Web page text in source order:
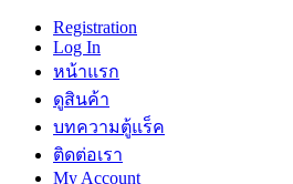
Registration
Log In
หน้าแรก
ดูสินค้า
บทความตู้แร็ค
ติดต่อเรา
My Account